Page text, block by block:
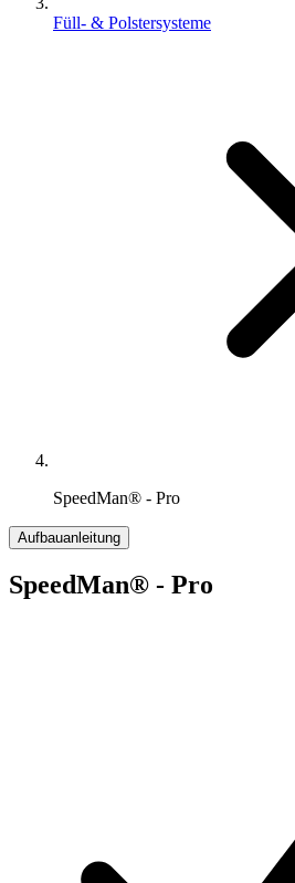
Füll- & Polstersysteme
SpeedMan® - Pro
Aufbauanleitung
SpeedMan® - Pro